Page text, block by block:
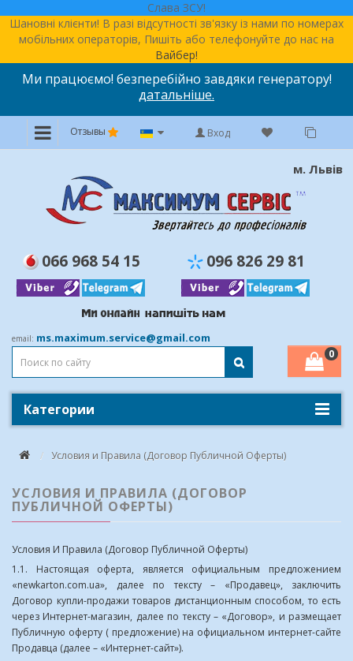
Слава ЗСУ!
Шановні клієнти! В разі відсутності зв'язку із нами по номерах
мобільних операторів, Пишіть або телефонуйте до нас на
Вайбер!
Ми працюємо! безперебійно завдяки генератору!
датальніше.
Отзывы Вход
м. Львів
066 968 54 15 096 826 29 81
email: ms.maximum.service@gmail.com
0
Категории
Условия и Правила (Договор Публичной Оферты)
УСЛОВИЯ И ПРАВИЛА (ДОГОВОР
ПУБЛИЧНОЙ ОФЕРТЫ)
Условия И Правила (Договор Публичной Оферты)
1.1. Настоящая оферта, является официальным предложением
«newkarton.com.ua», далее по тексту – «Продавец», заключить
Договор купли-продажи товаров дистанционным способом, то есть
через Интернет-магазин, далее по тексту – «Договор», и размещает
Публичную оферту ( предложение) на официальном интернет-сайте
Продавца (далее – «Интернет-сайт»).